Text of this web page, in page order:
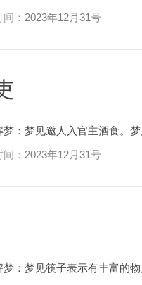
： 2023年12月31号
梦：梦见邀人入官主酒食。
： 2023年12月31号
梦：梦见筷子表示有丰富的物